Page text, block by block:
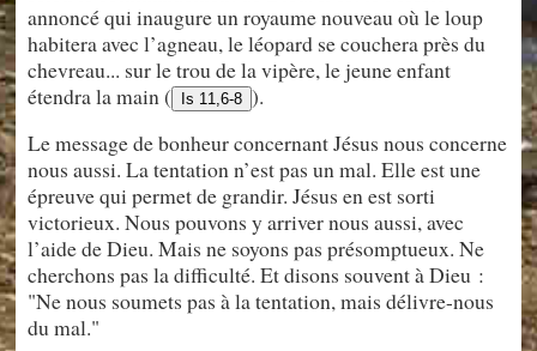
annoncé qui inaugure un royaume nouveau où le loup
habitera avec l’agneau, le léopard se couchera près du
chevreau... sur le trou de la vipère, le jeune enfant
étendra la main (
Is 11,6-8 ).
Le message de bonheur concernant Jésus nous concerne
nous aussi. La tentation n’est pas un mal. Elle est une
épreuve qui permet de grandir. Jésus en est sorti
victorieux. Nous pouvons y arriver nous aussi, avec
l’aide de Dieu. Mais ne soyons pas présomptueux. Ne
cherchons pas la difficulté. Et disons souvent à Dieu :
"Ne nous soumets pas à la tentation, mais délivre-nous
du mal."